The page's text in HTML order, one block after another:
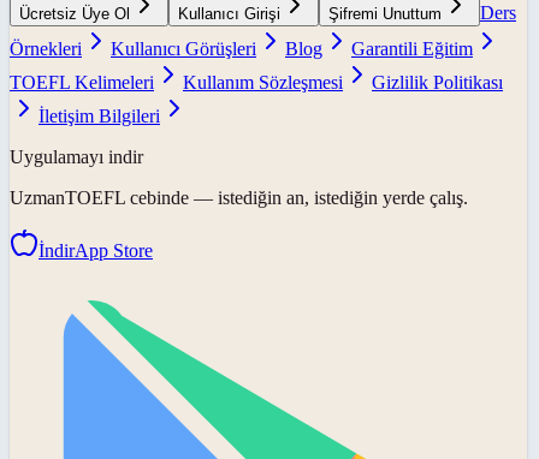
Ücretsiz Üye Ol Kullanıcı Girişi Şifremi Unuttum
Ders
Örnekleri
Kullanıcı Görüşleri Blog
Garantili Eğitim
TOEFL Kelimeleri
Kullanım Sözleşmesi
Gizlilik Politikası
İletişim Bilgileri
Uygulamayı indir
UzmanTOEFL cebinde — istediğin an, istediğin yerde çalış.
İndirApp Store